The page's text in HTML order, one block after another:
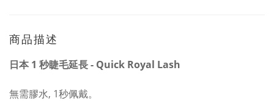
商品描述
日本 1 秒睫毛延長 - Quick Royal Lash
無需膠水, 1秒佩戴。